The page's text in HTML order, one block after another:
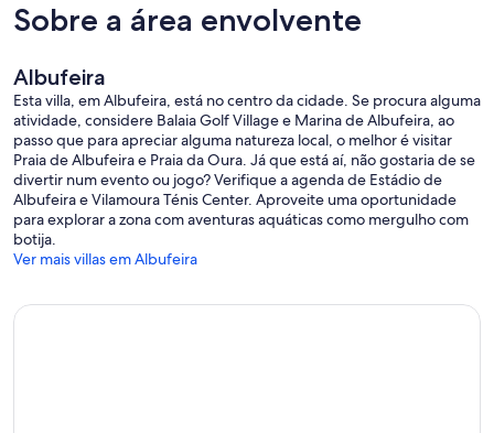
hóspedes
Do 17º ao 20º hóspede será cobrado um valor de adicional que inclui
uma cama adicional
De acordo com a legislação vigente, poderão ser aplicadas taxas de
turismo.
Sobre a área envolvente
Albufeira
Esta villa, em Albufeira, está no centro da cidade. Se procura alguma
atividade, considere Balaia Golf Village e Marina de Albufeira, ao
passo que para apreciar alguma natureza local, o melhor é visitar
Praia de Albufeira e Praia da Oura. Já que está aí, não gostaria de se
divertir num evento ou jogo? Verifique a agenda de Estádio de
Albufeira e Vilamoura Ténis Center. Aproveite uma oportunidade
para explorar a zona com aventuras aquáticas como mergulho com
botija.
Ver mais villas em Albufeira